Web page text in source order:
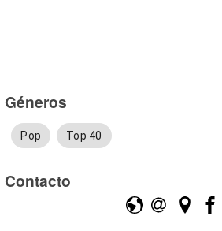
Géneros
Pop Top 40
Contacto